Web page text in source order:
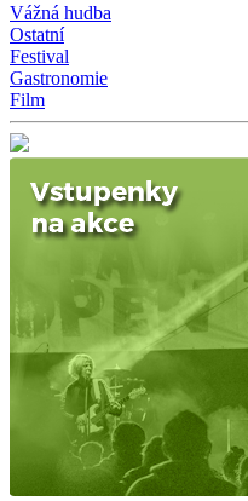
Vážná hudba
Ostatní
Festival
Gastronomie
Film